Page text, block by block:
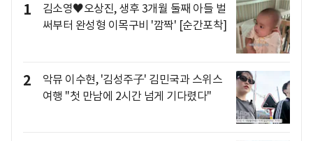
1
김소영♥오상진, 생후 3개월 둘째 아들 벌
써부터 완성형 이목구비 '깜짝' [순간포착]
2
악뮤 이수현, '김성주子' 김민국과 스위스
여행 "첫 만남에 2시간 넘게 기다렸다"